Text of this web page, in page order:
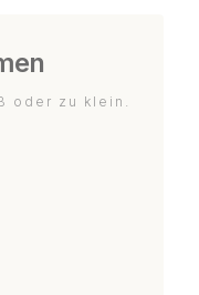
oder zu klein.